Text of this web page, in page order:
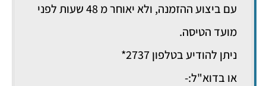
עם ביצוע ההזמנה, ולא יאוחר מ 48 שעות לפני
מועד הטיסה.
ניתן להודיע בטלפון 2737*
או בדוא"ל:-